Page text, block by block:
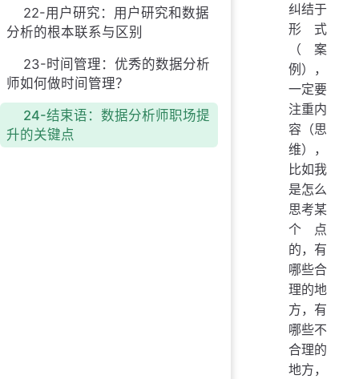
22-用户研究：用户研究和数据
分析的根本联系与区别
23-时间管理：优秀的数据分析
师如何做时间管理？
24-结束语：数据分析师职场提
升的关键点
纠结于
形式
（案
例），
一定要
注重内
容（思
维），
比如我
是怎么
思考某
个点
的，有
哪些合
理的地
方，有
哪些不
合理的
地方，